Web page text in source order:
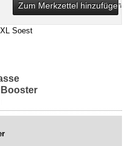
Zum Merkzettel hinzufügen
Soest
Booster